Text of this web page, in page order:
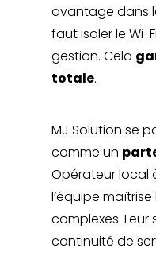
avantage dans
faut isoler le Wi-
gestion. Cela
totale.
MJ Solution se
comme un
Opérateur local
l’équipe
complexes.
continuité de